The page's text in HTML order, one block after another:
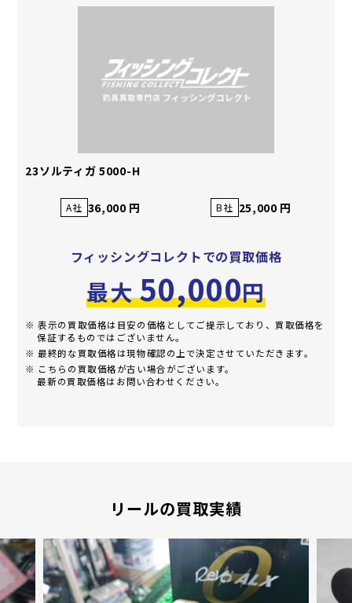
23ソルティガ 5000-H
A社 36,000 円 B社 25,000 円
フィッシングコレクトでの買取価格
最大50,000円
※ 表示の買取価格は目安の価格としてご提示しており、買取価格を
保証するものではございません。
※ 最終的な買取価格は現物確認の上で決定させていただきます。
※ こちらの買取価格が古い場合がございます。
最新の買取価格はお問い合わせください。
リールの買取実績